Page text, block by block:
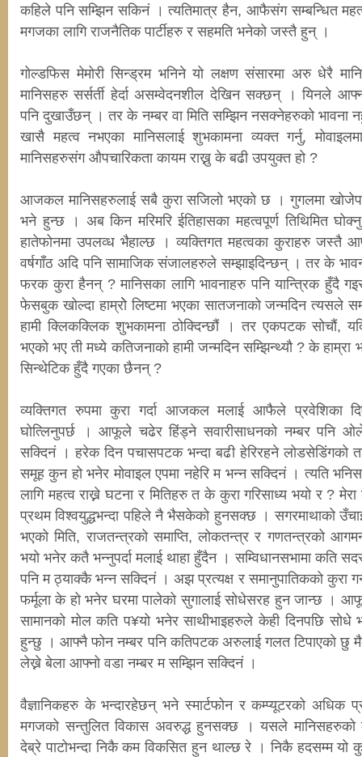
कहिले पनि सम्झिन सकिनं । त्यतिमात्र हैन, आफैसंग सम्बन्धित
मगजका लागि राजनैतिक पार्टीहरु र सहमति भनेको जस्तै हुन् ।
गोल्डफिस मेमोरी सिन्ड्रम भनिने यो लक्षण संसारमा अरु धेरै
मानिसहरु सर्सर्ती हेर्दा असम्वेदनशील देखिन सक्छन् । यिनले
पनि दुखाउँछन् । तर के नम्बर वा मिति सम्झिन नसक्नेहरुको
खासै महत्व नभएका मानिसलाई शुभकामना व्यक्त गर्नु,
मानिसहरुसंग औपचारिकता कायम राख्नु के बढी उपयुक्त हो ?
आजकल मानिसहरुलाई सबै कुरा सजिलो भएको छ । गुगलमा
भने हुन्छ । अब किन मरिमरि ईतिहासका महत्वपूर्ण तिथिमित
हातेफोनमा उपलव्ध भैहाल्छ । व्यक्तिगत महत्वका कुराहरु जस्तै
वर्षगाँठ अदि पनि सामाजिक संजालहरुले सम्झाइदिन्छन् । तर के
फरक कुरा हैनन् ? मानिसका लागि भावनाहरु पनि यान्त्रिक हुँदै
फेसबुक खोल्दा हाम्रोे लिष्टमा भएका सातजनाको जन्मदिन त्यसले
हामी क्लिकक्लिक शुभकामना ठोक्दिन्छौं । तर एकपटक सोचौं,
भएको भए ती मध्ये कतिजनाको हामी जन्मदिन सम्झिन्थ्यौ ? के
सिन्थेटिक हुँदै गएका छैनन् ?
व्यक्तिगत रुपमा कुरा गर्दा आजकल मलाई आफैले प्रवेशिका
घोत्लिनुपर्छ । आफूले चढेर हिंड्ने सवारीसाधनको नम्बर पनि
सक्दिनं । हरेक दिन पचासपटक भन्दा बढी हेरिरहने लोडसेडिंगको
समूह कुन हो भनेर मोवाइल एपमा नहेरि म भन्न सक्दिनं । त्यति
लागि महत्व राख्ने घटना र मितिहरु त के कुरा गरिसाध्य भयो र ? मेरा
प्रथम विश्वयुद्धभन्दा पहिले नै भैसकेको हुनसक्छ । सगरमाथाको
भएको मिति, राजतन्त्रको समाप्ति, लोकतन्त्र र गणतन्त्रको
भयो भनेर कतै भन्नुपर्दा मलाई थाहा हुँदैन । सम्विधानसभामा कति
पनि म ठ्याक्कै भन्न सक्दिनं । अझ प्रत्यक्ष र समानुपातिकको कुरा
फर्मूला के हो भनेर घरमा पालेको सुगालाई सोधेसरह हुन जान्छ ।
सामानको मोल कति प¥यो भनेर साथीभाइहरुले केही दिनपछि
हुन्छु । आफ्नै फोन नम्बर पनि कतिपटक अरुलाई गलत टिपाएको छु
लेख्ने बेला आफ्नो वडा नम्बर म सम्झिन सक्दिनं ।
वैज्ञानिकहरु के भन्दारहेछन् भने स्मार्टफोन र कम्प्यूटरको अधिक
मगजको सन्तुलित विकास अवरुद्ध हुनसक्छ । यसले मानिसहरुको
देब्रे पाटोभन्दा निकै कम विकसित हुन थाल्छ रे । निकै हदसम्म